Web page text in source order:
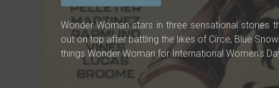
Wonder Woman stars in three sensational stories
out on top after battling the likes of Circe, Blue
things Wonder Woman for International Women’s